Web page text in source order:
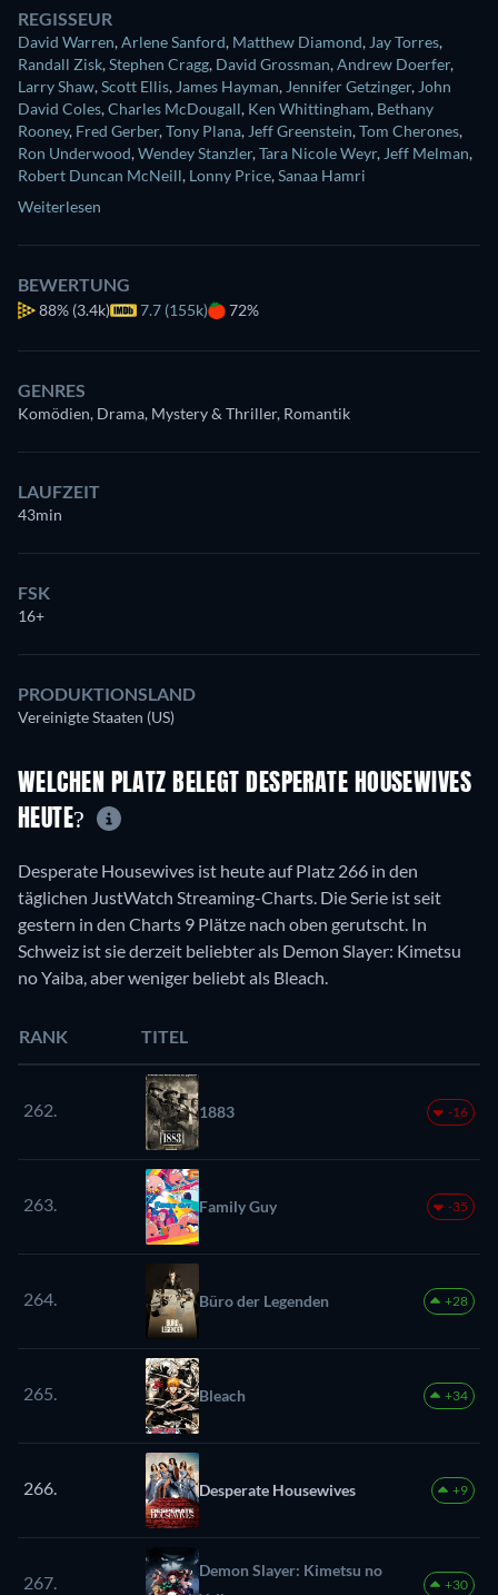
REGISSEUR
David Warren,Arlene Sanford, Matthew Diamond, Jay Torres,
Randall Zisk,Stephen Cragg, David Grossman,Andrew Doerfer,
Larry Shaw,Scott Ellis, James Hayman, Jennifer Getzinger, John
David Coles,Charles McDougall, Ken Whittingham, Bethany
Rooney, Fred Gerber,Tony Plana, Jeff Greenstein,Tom Cherones,
Ron Underwood,Wendey Stanzler,Tara Nicole Weyr, Jeff Melman,
Robert Duncan McNeill, Lonny Price,Sanaa Hamri
Weiterlesen
BEWERTUNG
88% (3.4k) 7.7 (155k) 72%
GENRES
Komödien, Drama, Mystery & Thriller, Romantik
LAUFZEIT
43min
FSK
16+
PRODUKTIONSLAND
Vereinigte Staaten (US)
WELCHEN PLATZ BELEGT DESPERATE HOUSEWIVES
HEUTE?
Desperate Housewives ist heute auf Platz 266 in den
täglichen JustWatch Streaming-Charts. Die Serie ist seit
gestern in den Charts 9 Plätze nach oben gerutscht. In
Schweiz ist sie derzeit beliebter als Demon Slayer: Kimetsu
no Yaiba, aber weniger beliebt als Bleach.
RANK TITEL
262. 1883 -16
263. Family Guy -35
264. Büro der Legenden +28
265. Bleach +34
266. Desperate Housewives +9
267.
Demon Slayer: Kimetsu no
+30